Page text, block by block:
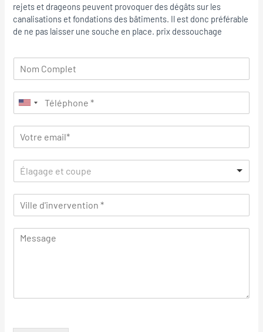
rejets et drageons peuvent provoquer des dégâts sur les
canalisations et fondations des bâtiments. Il est donc préférable
de ne pas laisser une souche en place. prix dessouchage
Élagage et coupe